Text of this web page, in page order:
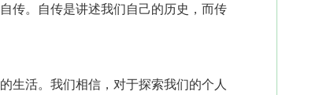
。自传是讲述我们自己的历史，而传
活。我们相信，对于探索我们的个人